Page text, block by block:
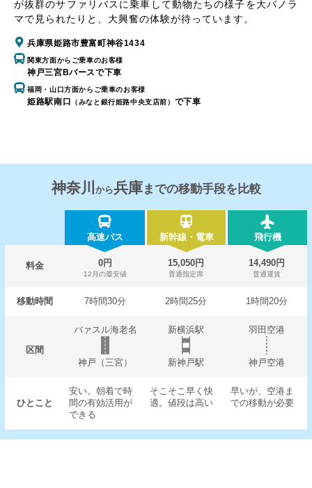
が抜群のサファリバスに乗車して動物たちの様子を大パノラ
マで見られたりと、大興奮の体験が待っています。
兵庫県姫路市豊富町神谷1434
関東方面からご乗車のお客様
神戸三宮Bバースで下車
福岡・山口方面からご乗車のお客様
姫路駅南口 （みなと銀行姫路中央支店前） で下車
神奈川 から兵庫までの移動手段を比較
高速バス 新幹線・電車 飛行機
料金 0円
12月の最安値
15,050円
普通指定席
14,490円
普通運賃
移動時間 7時間30分 2時間25分 1時間20分
区間
バァスル海老名 新横浜駅 羽田空港
神戸（三宮） 新神戸駅 神戸空港
ひとこと
安い。朝着で時
間の有効活用が
できる
そこそこ早く快
適。値段は高い
早いが、空港ま
での移動が必要